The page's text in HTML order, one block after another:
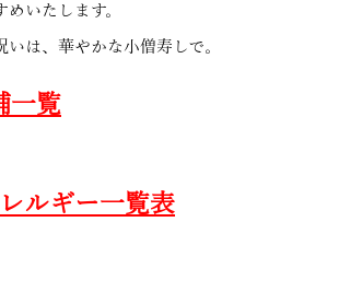
いたします。
いは、華やかな小僧寿しで。
一覧
ルギー一覧表